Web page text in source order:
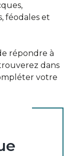
féodales et
répondre à
dans
votre